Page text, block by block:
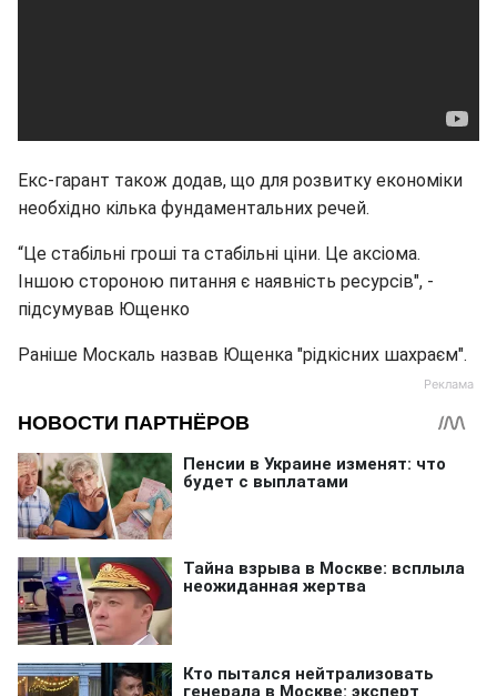
Екс-гарант також додав, що для розвитку економіки
необхідно кілька фундаментальних речей.
“Це стабільні гроші та стабільні ціни. Це аксіома.
Іншою стороною питання є наявність ресурсів", -
підсумував Ющенко
Раніше Москаль назвав Ющенка "рідкісних шахраєм".